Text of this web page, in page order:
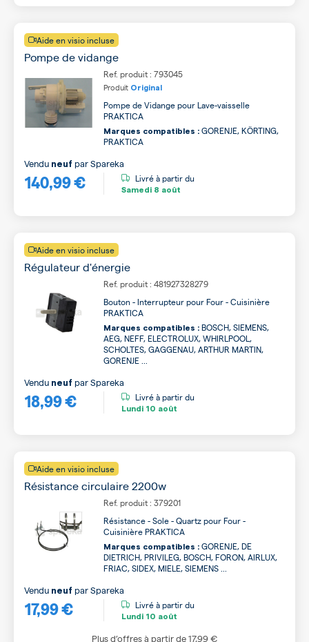
Aide en visio incluse
Pompe de vidange
Ref. produit : 793045
Produit Original
Pompe de Vidange pour Lave-vaisselle
PRAKTICA
Marques compatibles : GORENJE, KÖRTING,
PRAKTICA
140,99 €
Vendu neuf parSpareka
Livré à partir du
Samedi 8 août
Aide en visio incluse
Régulateur d'énergie
Ref. produit : 481927328279
Bouton - Interrupteur pour Four - Cuisinière
PRAKTICA
Marques compatibles : BOSCH, SIEMENS,
AEG, NEFF, ELECTROLUX, WHIRLPOOL,
SCHOLTES, GAGGENAU, ARTHUR MARTIN,
GORENJE ...
18,99 €
Vendu neuf parSpareka
Livré à partir du
Lundi 10 août
Aide en visio incluse
Résistance circulaire 2200w
Ref. produit : 379201
Résistance - Sole - Quartz pour Four -
Cuisinière PRAKTICA
Marques compatibles : GORENJE, DE
DIETRICH, PRIVILEG, BOSCH, FORON, AIRLUX,
FRIAC, SIDEX, MIELE, SIEMENS ...
17,99 €
Vendu neuf parSpareka
Livré à partir du
Lundi 10 août
Plus d’offres à partir de17,99 €